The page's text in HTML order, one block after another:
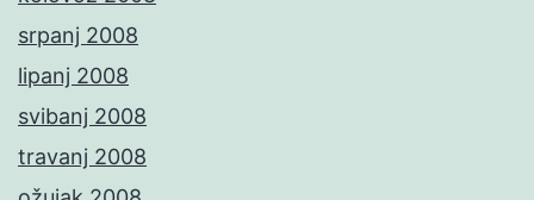
srpanj 2008
lipanj 2008
svibanj 2008
travanj 2008